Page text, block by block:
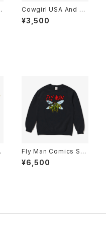
Cowgirl USA And C
owfight Comics T-S
hirts Vegas Gold
¥3,500
Fly Man Comics Sw
eatshirt Black
¥6,500